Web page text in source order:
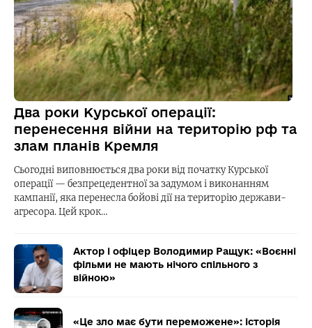
Два роки Курської операції:
перенесення війни на територію рф та
злам планів Кремля
Сьогодні виповнюється два роки від початку Курської
операції — безпрецедентної за задумом і виконанням
кампанії, яка перенесла бойові дії на територію держави-
агресора. Цей крок…
Актор і офіцер Володимир Ращук: «Воєнні
фільми не мають нічого спільного з
війною»
«Це зло має бути переможене»: історія